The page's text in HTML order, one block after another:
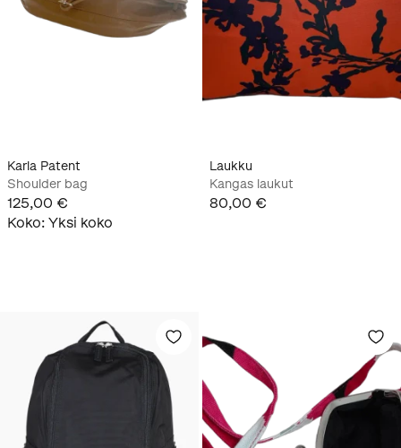
Karla Patent
Shoulder bag
125,00 €
Koko: Yksi koko
Laukku
Kangas laukut
80,00 €